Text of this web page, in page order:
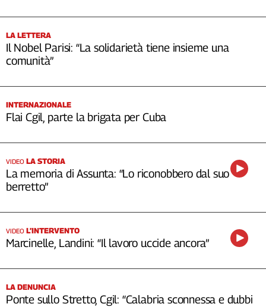
LA LETTERA
Il Nobel Parisi: “La solidarietà tiene insieme una
comunità”
INTERNAZIONALE
Flai Cgil, parte la brigata per Cuba
VIDEO LA STORIA
La memoria di Assunta: “Lo riconobbero dal suo
berretto”
VIDEO L’INTERVENTO
Marcinelle, Landini: “Il lavoro uccide ancora”
LA DENUNCIA
Ponte sullo Stretto, Cgil: “Calabria sconnessa e dubbi